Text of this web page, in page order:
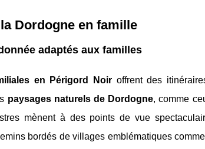
Dordogne en famille
adaptés aux familles
en Périgord Noir offrent des
paysages naturels de Dordogne, comme
mènent à des points de vue
bordés de villages emblématiques comme